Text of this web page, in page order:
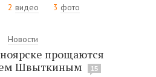
2 видео 3 фото
Новости
прощаются
Швыткиным
15